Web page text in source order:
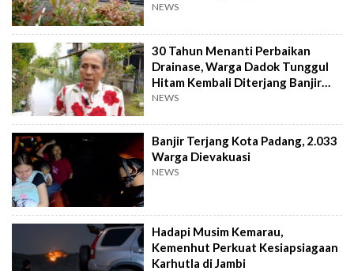
NEWS
30 Tahun Menanti Perbaikan
Drainase, Warga Dadok Tunggul
Hitam Kembali Diterjang Banjir
Parah
NEWS
Banjir Terjang Kota Padang, 2.033
Warga Dievakuasi
NEWS
Hadapi Musim Kemarau,
Kemenhut Perkuat Kesiapsiagaan
Karhutla di Jambi